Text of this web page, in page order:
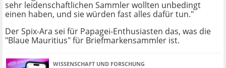
sehr leidenschaftlichen Sammler wollten unbedingt
einen haben, und sie würden fast alles dafür tun."
Der Spix-Ara sei für Papagei-Enthusiasten das, was die
"Blaue Mauritius" für Briefmarkensammler ist.
WISSENSCHAFT UND FORSCHUNG